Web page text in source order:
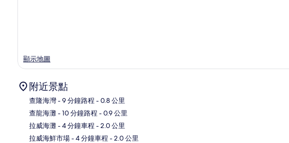
顯示地圖
附近景點
查隆海灣- 9 分鐘路程 - 0.8 公里
查龍海灘- 10 分鐘路程 - 0.9 公里
拉威海灘- 4 分鐘車程 - 2.0 公里
拉威海鮮市場- 4 分鐘車程 - 2.0 公里